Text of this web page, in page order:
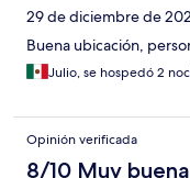
29 de diciembre de
Buena ubicación,
Julio, se hospedó 2
Opinión verificada
8/10 Muy buena